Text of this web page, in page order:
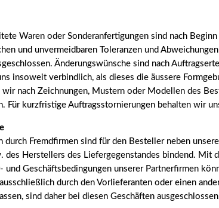
Waren oder Sonderanfertigungen sind nach
und unvermeidbaren Toleranzen und
Änderungswünsche sind nach
insoweit verbindlich, als dieses die äussere
nach Zeichnungen, Mustern oder Modellen des
Für kurzfristige Auftragsstornierungen behalten wir
Fremdfirmen sind für den Besteller neben
Herstellers des Liefergegenstandes bindend.
Geschäftsbedingungen unserer Partnerfirmen
durch den Vorlieferanten oder einen
sind daher bei diesen Geschäften